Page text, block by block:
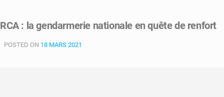
:
gendarmes
RCA : la gendarmerie nationale en quête de renfort
POSTED ON 18 MARS 2021